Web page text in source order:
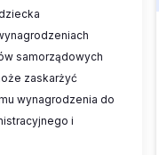
samorządowych
zaskarżyć
wynagrodzenia do
i